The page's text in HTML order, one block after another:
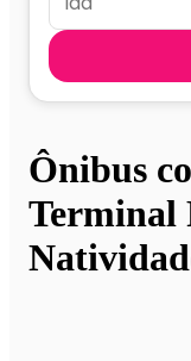
Ônibus
Terminal